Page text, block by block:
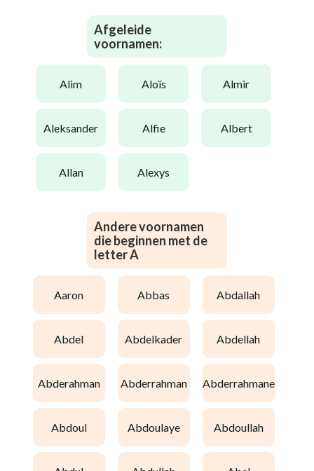
Afgeleide
voornamen:
alim aloïs almir
aleksander alfie albert
allan alexys
Andere voornamen
die beginnen met de
letter A
aaron abbas abdallah
abdel abdelkader abdellah
abderahman abderrahman abderrahmane
abdoul abdoulaye abdoullah